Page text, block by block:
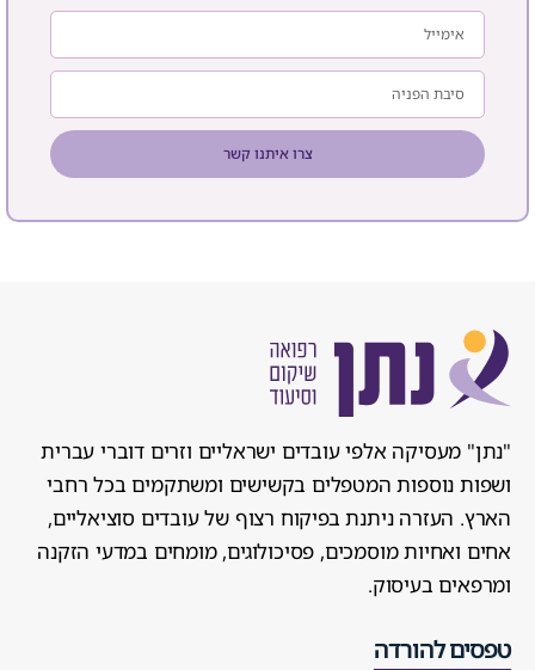
צרו איתנו קשר
"נתן" מעסיקה אלפי עובדים ישראליים וזרים דוברי עברית
ושפות נוספות המטפלים בקשישים ומשתקמים בכל רחבי
הארץ. העזרה ניתנת בפיקוח רצוף של עובדים סוציאליים,
אחים ואחיות מוסמכים, פסיכולוגים, מומחים במדעי הזקנה
ומרפאים בעיסוק.
טפסים להורדה